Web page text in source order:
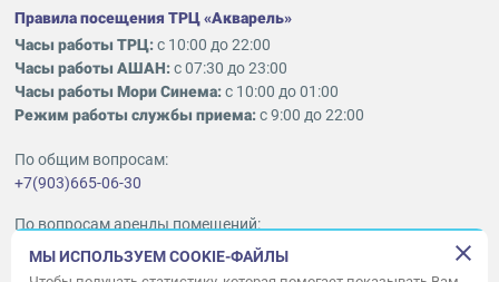
Правила посещения ТРЦ «Акварель»
Часы работы ТРЦ:с 10:00 до 22:00
Часы работы АШАН:с 07:30 до 23:00
Часы работы Мори Синема:с 10:00 до 01:00
Режим работы службы приема:с 9:00 до 22:00
По общим вопросам:
+7(903)665-06-30
По вопросам аренды помещений:
ukleykina@nhood.com
+7(903)665-98-78
МЫ ИСПОЛЬЗУЕМ COOKIE-ФАЙЛЫ